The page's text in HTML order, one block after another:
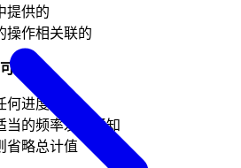
提供的
操作相关联的
可以
进度通知
当的频率发送通知
省略总计值